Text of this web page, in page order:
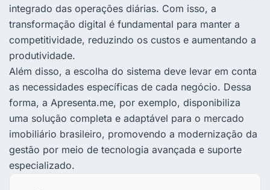
integrado das operações diárias. Com isso, a
transformação digital é fundamental para manter a
competitividade, reduzindo os custos e aumentando a
produtividade.
Além disso, a escolha do sistema deve levar em conta
as necessidades específicas de cada negócio. Dessa
forma, a Apresenta.me, por exemplo, disponibiliza
uma solução completa e adaptável para o mercado
imobiliário brasileiro, promovendo a modernização da
gestão por meio de tecnologia avançada e suporte
especializado.